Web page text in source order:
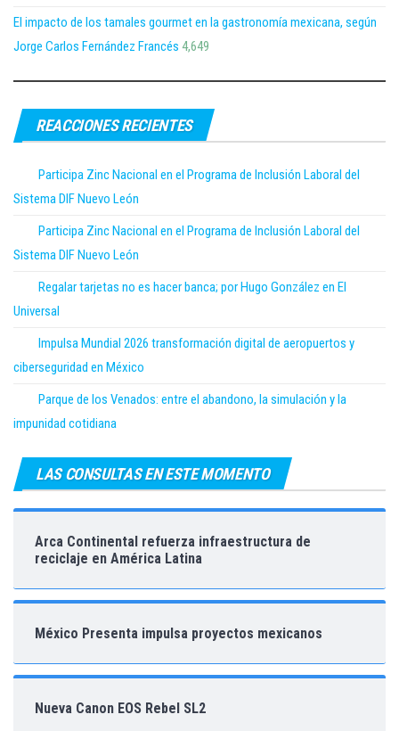
El impacto de los tamales gourmet en la gastronomía mexicana, según
Jorge Carlos Fernández Francés 4,649
REACCIONES RECIENTES
Participa Zinc Nacional en el Programa de Inclusión Laboral del
Sistema DIF Nuevo León
Participa Zinc Nacional en el Programa de Inclusión Laboral del
Sistema DIF Nuevo León
Regalar tarjetas no es hacer banca; por Hugo González en El
Universal
Impulsa Mundial 2026 transformación digital de aeropuertos y
ciberseguridad en México
Parque de los Venados: entre el abandono, la simulación y la
impunidad cotidiana
LAS CONSULTAS EN ESTE MOMENTO
Arca Continental refuerza infraestructura de
reciclaje en América Latina
México Presenta impulsa proyectos mexicanos
Nueva Canon EOS Rebel SL2